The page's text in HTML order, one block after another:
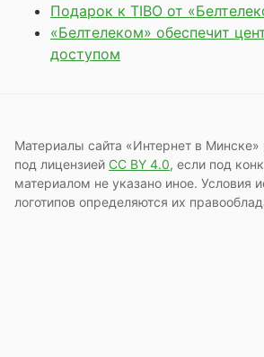
Подарок к TIBO от
«Белтелеком» обеспечит
доступом
Материалы сайта «Интернет в Минске»
под лицензией СС BY 4.0, если под
материалом не указано иное. Условия
логотипов определяются их